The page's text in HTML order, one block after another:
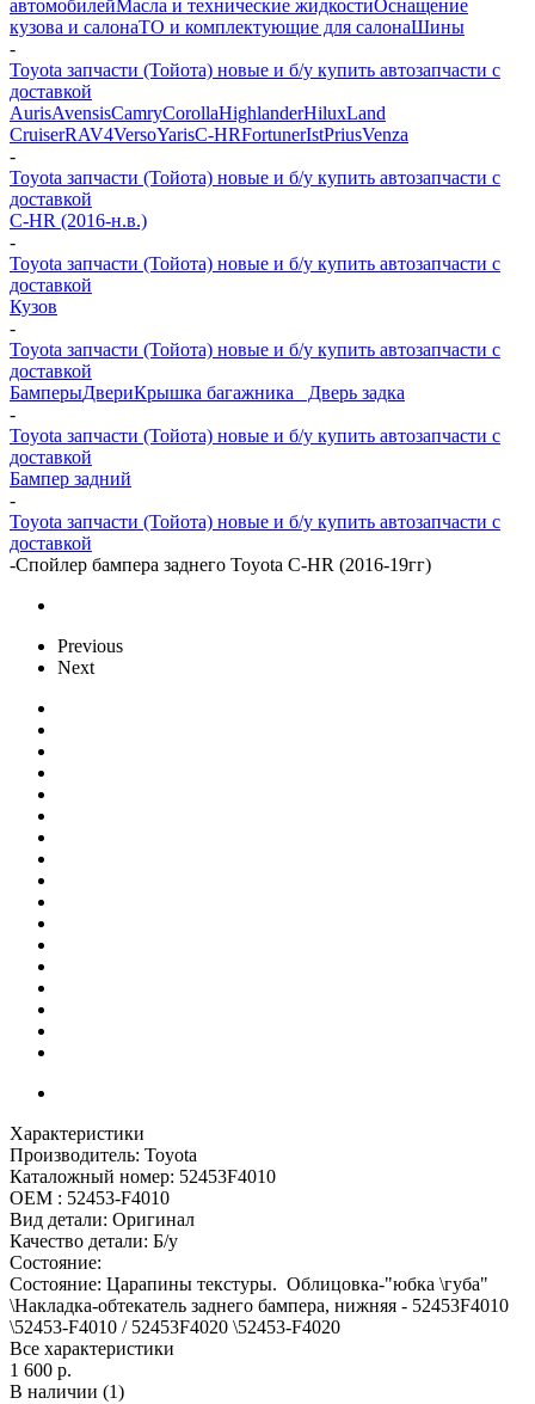
автомобилейМасла и технические жидкостиОснащение
кузова и салонаТО и комплектующие для салонаШины
-
Toyota запчасти (Тойота) новые и б/у купить автозапчасти с
доставкой
AurisAvensisCamryCorollaHighlanderHiluxLand
CruiserRAV4VersoYarisC-HRFortunerIstPriusVenza
-
Toyota запчасти (Тойота) новые и б/у купить автозапчасти с
доставкой
C-HR (2016-н.в.)
-
Toyota запчасти (Тойота) новые и б/у купить автозапчасти с
доставкой
Кузов
-
Toyota запчасти (Тойота) новые и б/у купить автозапчасти с
доставкой
БамперыДвериКрышка багажника_ Дверь задка
-
Toyota запчасти (Тойота) новые и б/у купить автозапчасти с
доставкой
Бампер задний
-
Toyota запчасти (Тойота) новые и б/у купить автозапчасти с
доставкой
-Спойлер бампера заднего Toyota C-HR (2016-19гг)
Previous
Next
Характеристики
Производитель: Toyota
Каталожный номер: 52453F4010
OEM : 52453-F4010
Вид детали: Оригинал
Качество детали: Б/у
Состояние:
Состояние: Царапины текстуры. Облицовка-"юбка \губа"
\Накладка-обтекатель заднего бампера, нижняя - 52453F4010
\52453-F4010 / 52453F4020 \52453-F4020
Все характеристики
1 600 р.
В наличии (1)